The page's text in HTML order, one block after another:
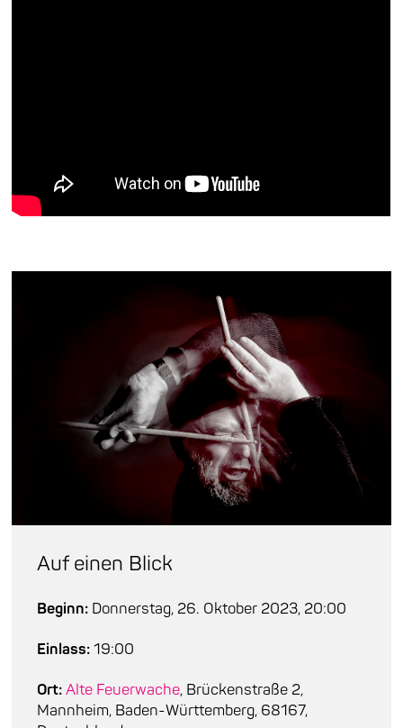
Auf einen Blick
Beginn: Donnerstag, 26. Oktober 2023, 20:00
Einlass:19:00
Ort: Alte Feuerwache, Brückenstraße 2,
Mannheim, Baden-Württemberg, 68167,